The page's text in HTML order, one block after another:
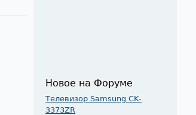
Новое на Форуме
Телевизор Samsung CK-
3373ZR